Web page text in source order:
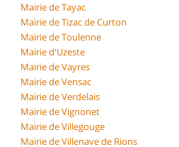
Mairie de Tayac
Mairie de Tizac de Curton
Mairie de Toulenne
Mairie d'Uzeste
Mairie de Vayres
Mairie de Vensac
Mairie de Verdelais
Mairie de Vignonet
Mairie de Villegouge
Mairie de Villenave de Rions